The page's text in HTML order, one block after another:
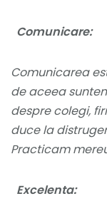
Comunicare:
Comunicarea
de aceea
despre colegi,
duce la
Practicam
Excelenta: